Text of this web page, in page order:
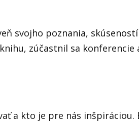
svojho poznania,
zúčastnil sa konferencie
a kto je pre nás inšpiráciou.